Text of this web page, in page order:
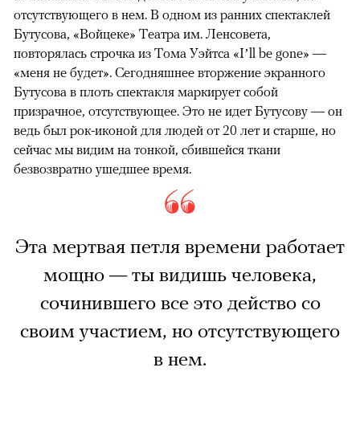
отсутствующего в нем. В одном из ранних спектаклей
Бутусова, «Войцеке» Театра им. Ленсовета,
повторялась строчка из Тома Уэйтса «I’ll be gone» —
«меня не будет». Сегодняшнее вторжение экранного
Бутусова в плоть спектакля маркирует собой
призрачное, отсутствующее. Это не идет Бутусову — он
ведь был рок-иконой для людей от 20 лет и старше, но
сейчас мы видим на тонкой, сбившейся ткани
безвозвратно ушедшее время.
Эта мертвая петля времени работает
мощно — ты видишь человека,
сочинившего все это действо со
своим участием, но отсутствующего
в нем.